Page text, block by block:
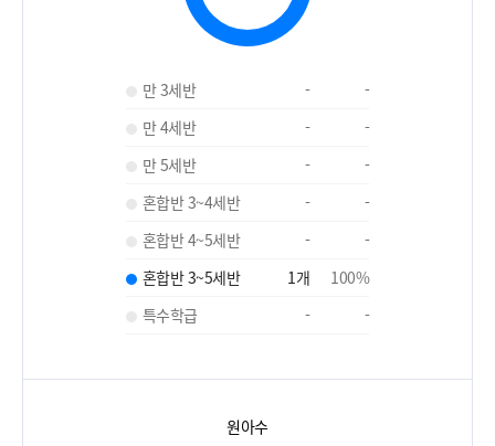
만 3세반 -
-
만 4세반
-
-
만 5세반
-
-
혼합반 3~4세반
-
-
혼합반 4~5세반
-
-
혼합반 3~5세반
1개 100%
특수학급
- -
원아수